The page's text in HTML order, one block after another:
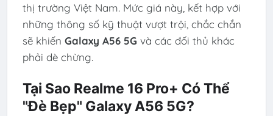
thị trường Việt Nam. Mức giá này, kết hợp với
những thông số kỹ thuật vượt trội, chắc chắn
sẽ khiến Galaxy A56 5G và các đối thủ khác
phải dè chừng.
Tại Sao Realme 16 Pro+ Có Thể
"Đè Bẹp" Galaxy A56 5G?